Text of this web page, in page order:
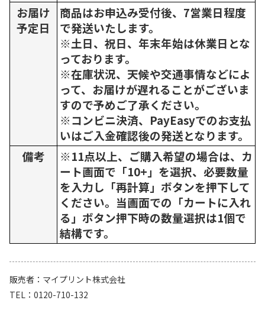
お届け
予定日
商品はお申込み受付後、7営業日程度
で発送いたします。
※土日、祝日、年末年始は休業日とな
っております。
※在庫状況、天候や交通事情などによ
って、お届けが遅れることがございま
すので予めご了承ください。
※コンビニ決済、PayEasyでのお支払
いはご入金確認後の発送となります。
備考
※11点以上、ご購入希望の場合は、カ
ート画面で「10+」を選択、必要数量
を入力し「再計算」ボタンを押下して
ください。当画面での「カートに入れ
る」ボタン押下時の数量選択は1個で
結構です。
販売者
マイプリント株式会社
TEL
0120-710-132